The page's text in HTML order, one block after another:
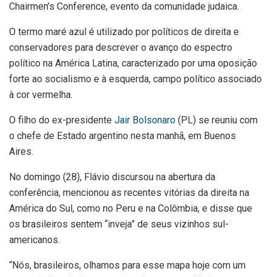
Chairmen’s Conference, evento da comunidade judaica.
O termo maré azul é utilizado por políticos de direita e
conservadores para descrever o avanço do espectro
político na América Latina, caracterizado por uma oposição
forte ao socialismo e à esquerda, campo político associado
à cor vermelha.
O filho do ex-presidente Jair Bolsonaro (PL) se reuniu com
o chefe de Estado argentino nesta manhã, em Buenos
Aires.
No domingo (28), Flávio discursou na abertura da
conferência, mencionou as recentes vitórias da direita na
América do Sul, como no Peru e na Colômbia, e disse que
os brasileiros sentem “inveja” de seus vizinhos sul-
americanos.
“Nós, brasileiros, olhamos para esse mapa hoje com um